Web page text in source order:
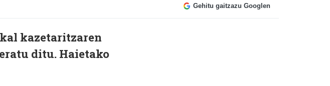
Gehitu gaitzazu Googlen
kazetaritzaren
ditu. Haietako